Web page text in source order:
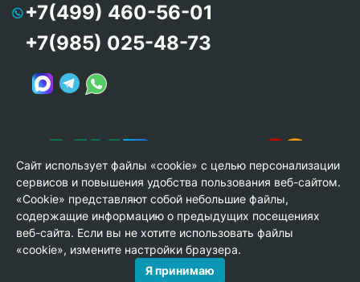
+7(499) 460-56-01
+7(985) 025-48-73
© Copyright 2013-2026 KERAMA MARAZZI, ООО «Гамма
Керамика»
Сайт использует файлы «cookie» с целью персонализации
сервисов и повышения удобства пользования веб-сайтом.
«Cookie» представляют собой небольшие файлы,
содержащие информацию о предыдущих посещениях
веб-сайта. Если вы не хотите использовать файлы
«cookie», измените настройки браузера.
Я принимаю